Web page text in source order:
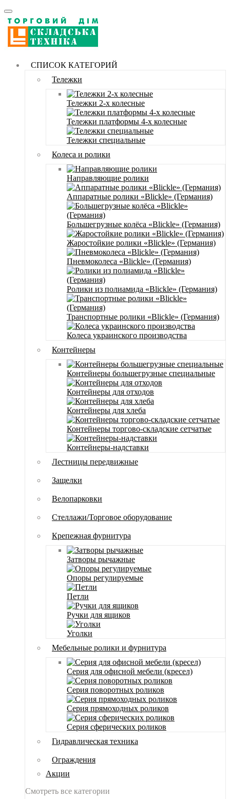
СПИСОК КАТЕГОРИЙ
Тележки
Тележки 2-х колесные
Тележки платформы 4-х колесные
Тележки специальные
Колеса и ролики
Направляющие ролики
Аппаратные ролики «Blickle» (Германия)
Большегрузные колёса «Blickle» (Германия)
Жаростойкие ролики «Blickle» (Германия)
Пневмоколеса «Blickle» (Германия)
Ролики из полиамида «Blickle» (Германия)
Транспортные ролики «Blickle» (Германия)
Колеса украинского производства
Контейнеры
Контейнеры большегрузные специальные
Контейнеры для отходов
Контейнеры для хлеба
Контейнеры торгово-складские сетчатые
Контейнеры-надставки
Лестницы передвижные
Защелки
Велопарковки
Стеллажи/Торговое оборудование
Крепежная фурнитура
Затворы рычажные
Опоры регулируемые
Петли
Ручки для ящиков
Уголки
Мебельные ролики и фурнитура
Серия для офисной мебели (кресел)
Серия поворотных роликов
Серия прямоходных роликов
Серия сферических роликов
Гидравлическая техника
Ограждения
Акции
Смотреть все категории